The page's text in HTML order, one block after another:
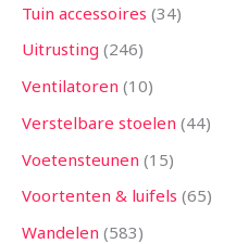
Tuin accessoires 34
Uitrusting 246
Ventilatoren 10
Verstelbare stoelen 44
Voetensteunen 15
Voortenten & luifels 65
Wandelen 583